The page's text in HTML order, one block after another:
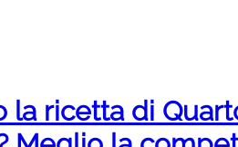
la ricetta di